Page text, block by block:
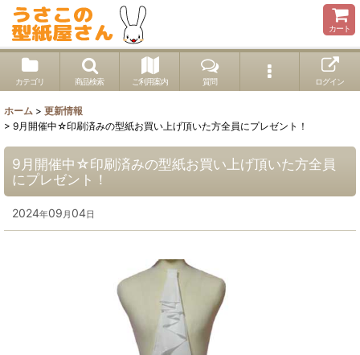
カート
カテゴリ 商品検索 ご利用案内 質問 ログイン
ホーム > 更新情報
> 9月開催中☆印刷済みの型紙お買い上げ頂いた方全員にプレゼント！
9月開催中☆印刷済みの型紙お買い上げ頂いた方全員
にプレゼント！
2024年09 月 04日